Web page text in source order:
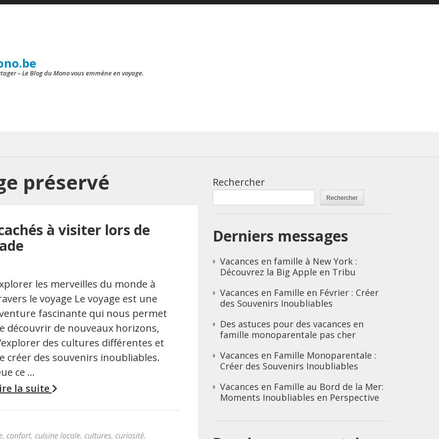
– Le Blog du Mono vous emmène en voyage.
préservé
à visiter lors de
les merveilles du monde à
le voyage Le voyage est une
fascinante qui nous permet
découvrir de nouveaux horizons,
des cultures différentes et
créer des souvenirs inoubliables.
ce …
la suite
, confort, cuisine locale, cultures, curiosité,
Rechercher
Rechercher
Derniers messages
Vacances en famille à New York :
Découvrez la Big Apple en Tribu
Vacances en Famille en Février : Créer
des Souvenirs Inoubliables
Des astuces pour des vacances en
famille monoparentale pas cher
Vacances en Famille Monoparentale :
Créer des Souvenirs Inoubliables
Vacances en Famille au Bord de la Mer:
Moments Inoubliables en Perspective